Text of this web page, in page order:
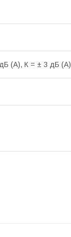
(А), К = ± 3 дБ (А)